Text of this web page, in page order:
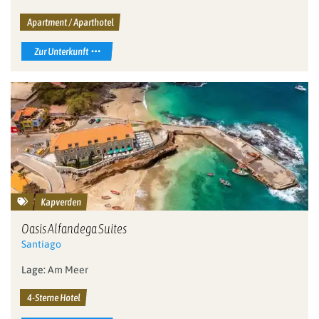
Apartment / Aparthotel
Zur Unterkunft
Kapverden
Oasis Alfandega Suites
Santiago
Lage:Am Meer
4-Sterne Hotel